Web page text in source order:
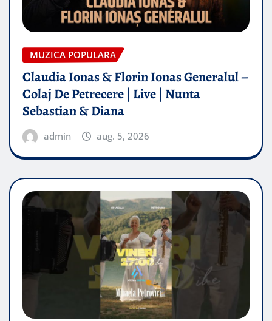
MUZICA POPULARA
Claudia Ionas & Florin Ionas Generalul –
Colaj De Petrecere | Live | Nunta
Sebastian & Diana
admin aug. 5, 2026